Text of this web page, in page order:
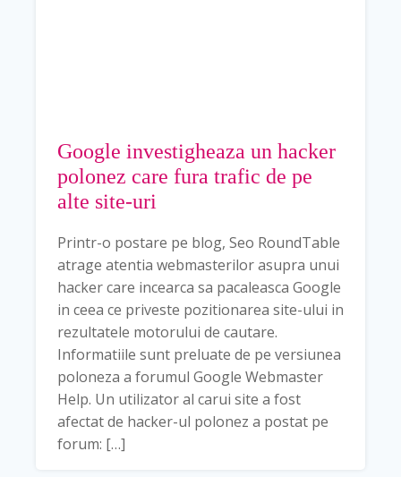
Google investigheaza un hacker
polonez care fura trafic de pe
alte site-uri
Printr-o postare pe blog, Seo RoundTable
atrage atentia webmasterilor asupra unui
hacker care incearca sa pacaleasca Google
in ceea ce priveste pozitionarea site-ului in
rezultatele motorului de cautare.
Informatiile sunt preluate de pe versiunea
poloneza a forumul Google Webmaster
Help. Un utilizator al carui site a fost
afectat de hacker-ul polonez a postat pe
forum: […]